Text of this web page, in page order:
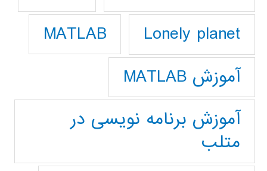
Lonely planet
MATLAB
آموزش MATLAB
آموزش برنامه نویسی در
متلب